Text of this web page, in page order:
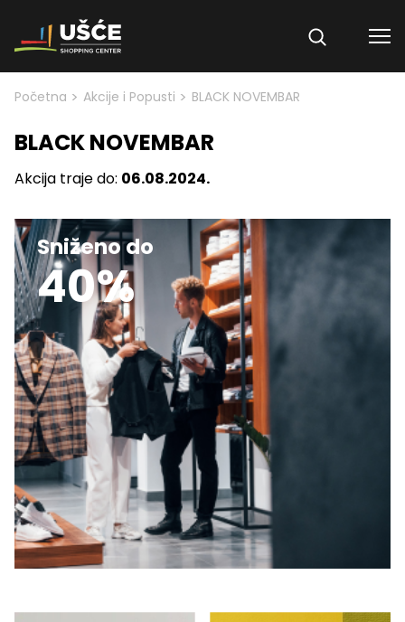
Skip to content
Početna > Akcije i Popusti > BLACK NOVEMBAR
BLACK NOVEMBAR
Akcija traje do: 06.08.2024.
Sniženo do
40%